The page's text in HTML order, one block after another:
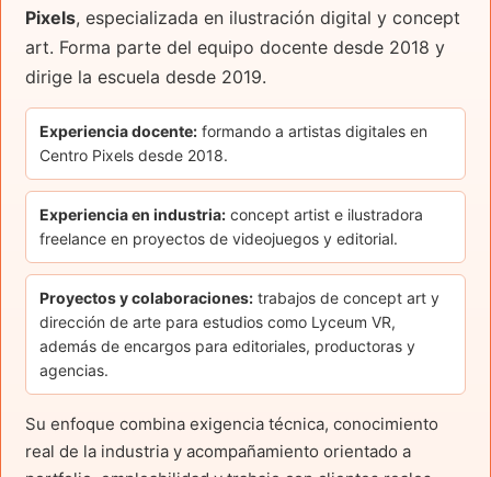
Pixels, especializada en ilustración digital y concept
art. Forma parte del equipo docente desde 2018 y
dirige la escuela desde 2019.
Experiencia docente: formando a artistas digitales en
Centro Pixels desde 2018.
Experiencia en industria: concept artist e ilustradora
freelance en proyectos de videojuegos y editorial.
Proyectos y colaboraciones: trabajos de concept art y
dirección de arte para estudios como Lyceum VR,
además de encargos para editoriales, productoras y
agencias.
Su enfoque combina exigencia técnica, conocimiento
real de la industria y acompañamiento orientado a